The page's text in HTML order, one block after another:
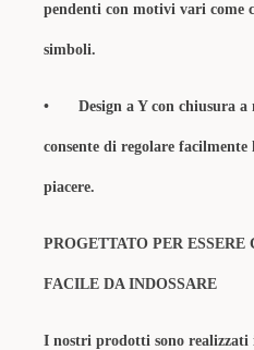
pendenti con motivi vari come
simboli.
• Design a Y con chiusura a
consente di regolare
piacere.
PROGETTATO PER
FACILE DA INDOSSARE
I nostri prodotti sono